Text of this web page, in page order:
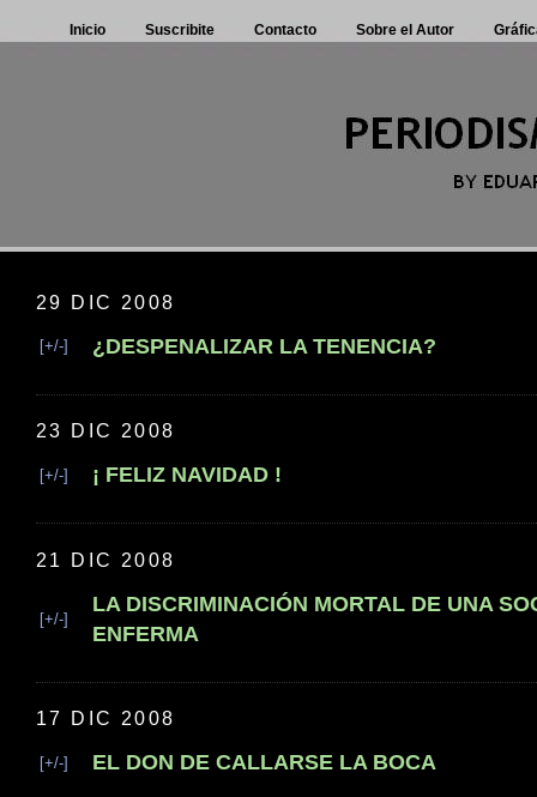
Inicio Suscribite Contacto Sobre el Autor
29 DIC 2008
[+/-] ¿DESPENALIZAR LA TENENCIA?
23 DIC 2008
[+/-] ¡ FELIZ NAVIDAD !
21 DIC 2008
[+/-]
LA DISCRIMINACIÓN MORTAL DE UNA
ENFERMA
17 DIC 2008
[+/-] EL DON DE CALLARSE LA BOCA